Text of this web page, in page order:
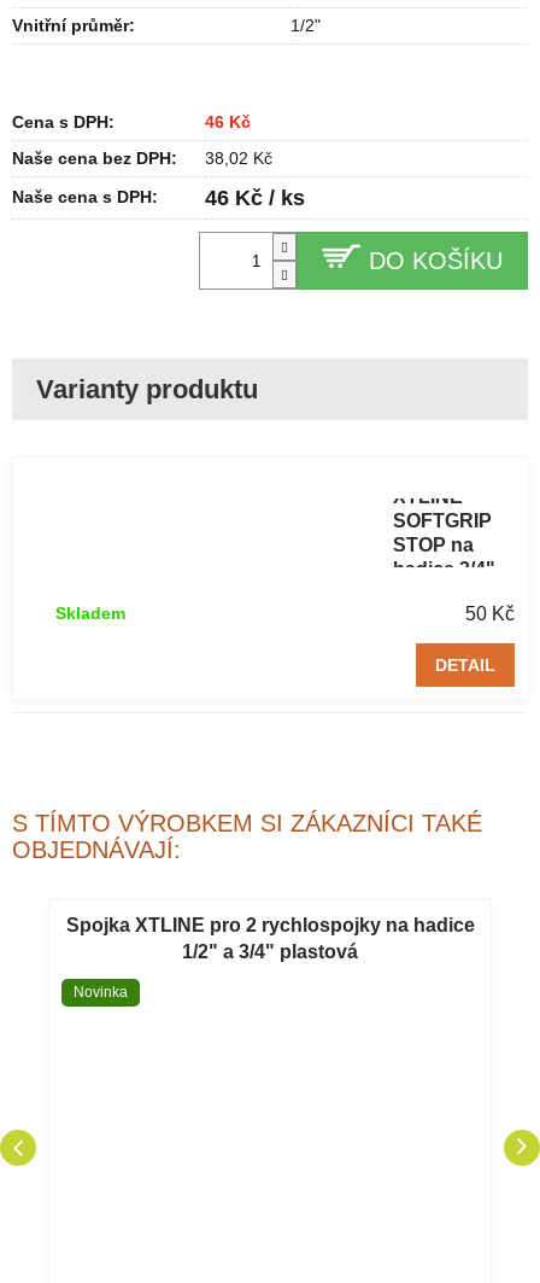
DO KOŠÍKU
Vnitřní průměr: 1/2"
Cena s DPH:
46 Kč
Naše cena bez DPH:
38,02 Kč
Naše cena s DPH:
46 Kč / ks
XTLINE
SOFTGRIP
STOP na
hadice 3/4"
50 Kč
Skladem
DETAIL
S TÍMTO VÝROBKEM SI ZÁKAZNÍCI TAKÉ
OBJEDNÁVAJÍ:
Spojka XTLINE pro 2 rychlospojky na hadice
1/2" a 3/4" plastová
Novinka